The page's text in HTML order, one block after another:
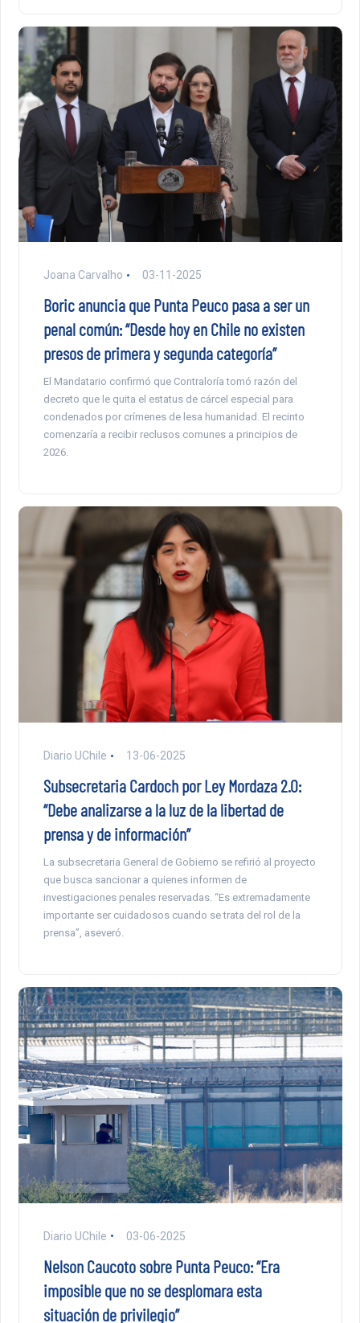
Joana Carvalho 03-11-2025
Boric anuncia que Punta Peuco pasa a ser un
penal común: “Desde hoy en Chile no existen
presos de primera y segunda categoría”
El Mandatario confirmó que Contraloría tomó razón del
decreto que le quita el estatus de cárcel especial para
condenados por crímenes de lesa humanidad. El recinto
comenzaría a recibir reclusos comunes a principios de
2026.
Diario UChile 13-06-2025
Subsecretaria Cardoch por Ley Mordaza 2.0:
“Debe analizarse a la luz de la libertad de
prensa y de información”
La subsecretaria General de Gobierno se refirió al proyecto
que busca sancionar a quienes informen de
investigaciones penales reservadas. “Es extremadamente
importante ser cuidadosos cuando se trata del rol de la
prensa”, aseveró.
Diario UChile 03-06-2025
Nelson Caucoto sobre Punta Peuco: “Era
imposible que no se desplomara esta
situación de privilegio”